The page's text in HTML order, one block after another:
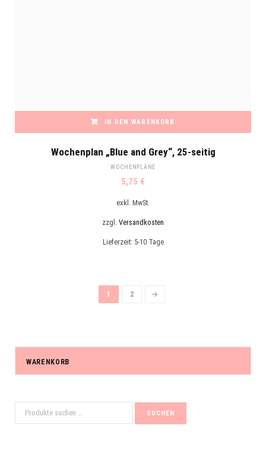
IN DEN WARENKORB
Wochenplan „Blue and Grey“, 25-seitig
WOCHENPLÄNE
5,75 €
exkl. MwSt.
zzgl. Versandkosten
Lieferzeit: 5-10 Tage
1 2 →
WARENKORB
Suchen
nach:
SUCHEN